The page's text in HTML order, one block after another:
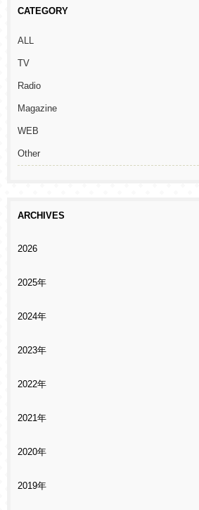
CATEGORY
ALL
TV
Radio
Magazine
WEB
Other
ARCHIVES
2026
2025年
2024年
2023年
2022年
2021年
2020年
2019年